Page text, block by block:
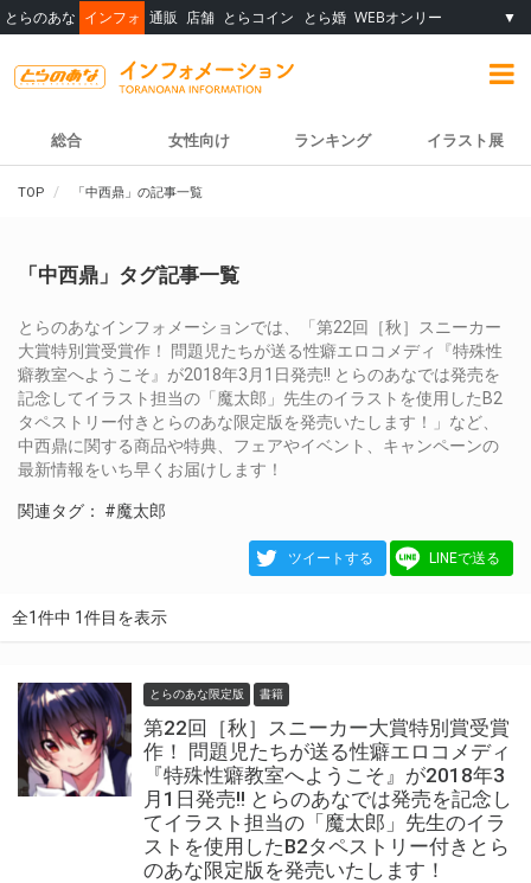
とらのあな インフォ 通販 店舗 とらコイン とら婚 WEBオンリー ▼
総合 女性向け ランキング イラスト展
TOP 「中西鼎」の記事一覧
「中西鼎」タグ記事一覧
とらのあなインフォメーションでは、「第22回［秋］スニーカー
大賞特別賞受賞作！ 問題児たちが送る性癖エロコメディ『特殊性
癖教室へようこそ』が2018年3月1日発売!! とらのあなでは発売を
記念してイラスト担当の「魔太郎」先生のイラストを使用したB2
タペストリー付きとらのあな限定版を発売いたします！」など、
中西鼎に関する商品や特典、フェアやイベント、キャンペーンの
最新情報をいち早くお届けします！
関連タグ： #魔太郎
ツイートする LINEで送る
全1件中 1件目を表示
とらのあな限定版 書籍
第22回［秋］スニーカー大賞特別賞受賞
作！ 問題児たちが送る性癖エロコメディ
『特殊性癖教室へようこそ』が2018年3
月1日発売!! とらのあなでは発売を記念し
てイラスト担当の「魔太郎」先生のイラ
ストを使用したB2タペストリー付きとら
のあな限定版を発売いたします！